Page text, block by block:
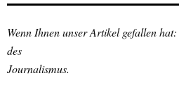
Wenn Ihnen unser Artikel gefallen
des
Journalismus.